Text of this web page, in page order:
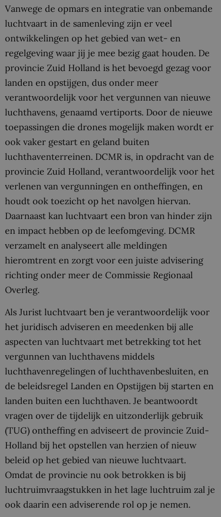
Vanwege de opmars en integratie van onbemande
luchtvaart in de samenleving zijn er veel
ontwikkelingen op het gebied van wet- en
regelgeving waar jij je mee bezig gaat houden. De
provincie Zuid Holland is het bevoegd gezag voor
landen en opstijgen, dus onder meer
verantwoordelijk voor het vergunnen van nieuwe
luchthavens, genaamd vertiports. Door de nieuwe
toepassingen die drones mogelijk maken wordt er
ook vaker gestart en geland buiten
luchthaventerreinen. DCMR is, in opdracht van de
provincie Zuid Holland, verantwoordelijk voor het
verlenen van vergunningen en ontheffingen, en
houdt ook toezicht op het navolgen hiervan.
Daarnaast kan luchtvaart een bron van hinder zijn
en impact hebben op de leefomgeving. DCMR
verzamelt en analyseert alle meldingen
hieromtrent en zorgt voor een juiste advisering
richting onder meer de Commissie Regionaal
Overleg.
Als Jurist luchtvaart ben je verantwoordelijk voor
het juridisch adviseren en meedenken bij alle
aspecten van luchtvaart met betrekking tot het
vergunnen van luchthavens middels
luchthavenregelingen of luchthavenbesluiten, en
de beleidsregel Landen en Opstijgen bij starten en
landen buiten een luchthaven. Je beantwoordt
vragen over de tijdelijk en uitzonderlijk gebruik
(TUG) ontheffing en adviseert de provincie Zuid-
Holland bij het opstellen van herzien of nieuw
beleid op het gebied van nieuwe luchtvaart.
Omdat de provincie nu ook betrokken is bij
luchtruimvraagstukken in het lage luchtruim zal je
ook daarin een adviserende rol op je nemen.